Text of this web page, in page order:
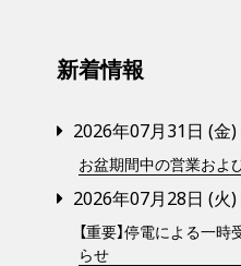
新着情報
2026年07月31日 (金)
お盆期間中の営業およ
2026年07月28日 (火)
【重要】停電による一
らせ